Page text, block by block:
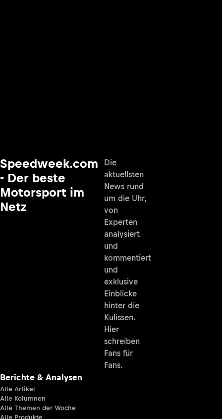
Speedweek.com
- Der beste
Motorsport im
Netz
Die
aktuellsten
News rund
um die Uhr,
von
Experten
analysiert
und
kommentiert
und
exklusive
Einblicke
hinter die
Kulissen.
Hier
schreiben
Fans für
Fans.
Berichte & Analysen
Alle Artikel
Alle Kolumnen
Alle Themen der Woche
Alle Produkte